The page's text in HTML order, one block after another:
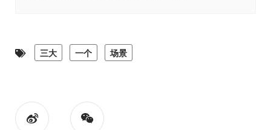
三大 一个 场景